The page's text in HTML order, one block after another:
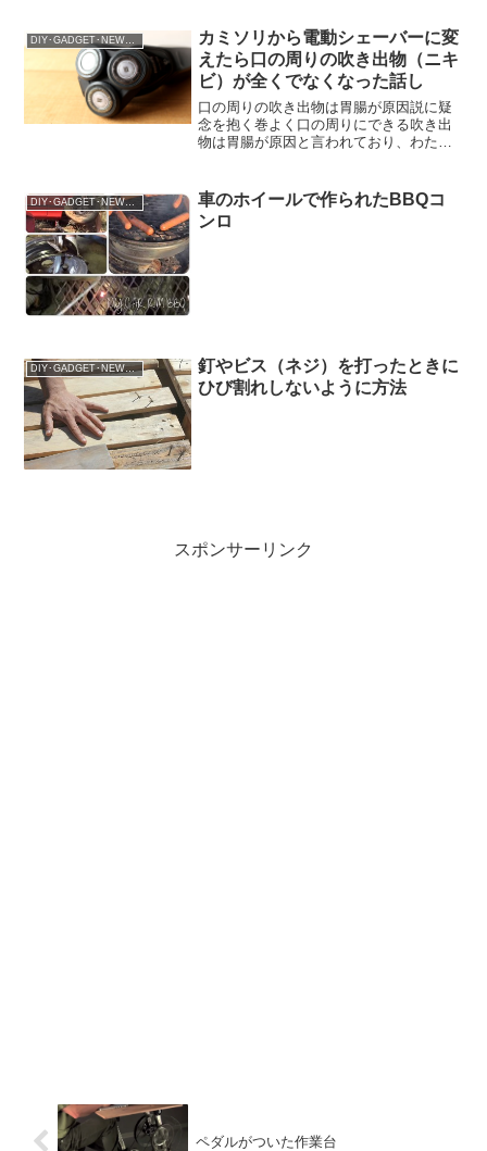
DIY･GADGET･NEWS･Lifehack
カミソリから電動シェーバーに変
えたら口の周りの吹き出物（ニキ
ビ）が全くでなくなった話し
口の周りの吹き出物は胃腸が原因説に疑
念を抱く巻よく口の周りにできる吹き出
物は胃腸が原因と言われており、わたし
し、定期的に口の周りが荒れたり、小さ
なニキビのような吹き出物...
DIY･GADGET･NEWS･Lifehack
車のホイールで作られたBBQコ
ンロ
DIY･GADGET･NEWS･Lifehack
釘やビス（ネジ）を打ったときに
ひび割れしないように方法
スポンサーリンク
ペダルがついた作業台